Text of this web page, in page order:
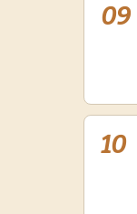
09
10